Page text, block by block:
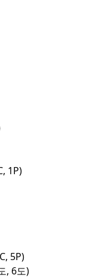
1P)
5P)
, 6도)